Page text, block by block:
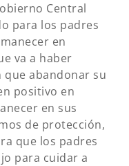
Central
para los padres
en
va a haber
abandonar su
positivo en
en sus
de protección,
que los padres
para cuidar a